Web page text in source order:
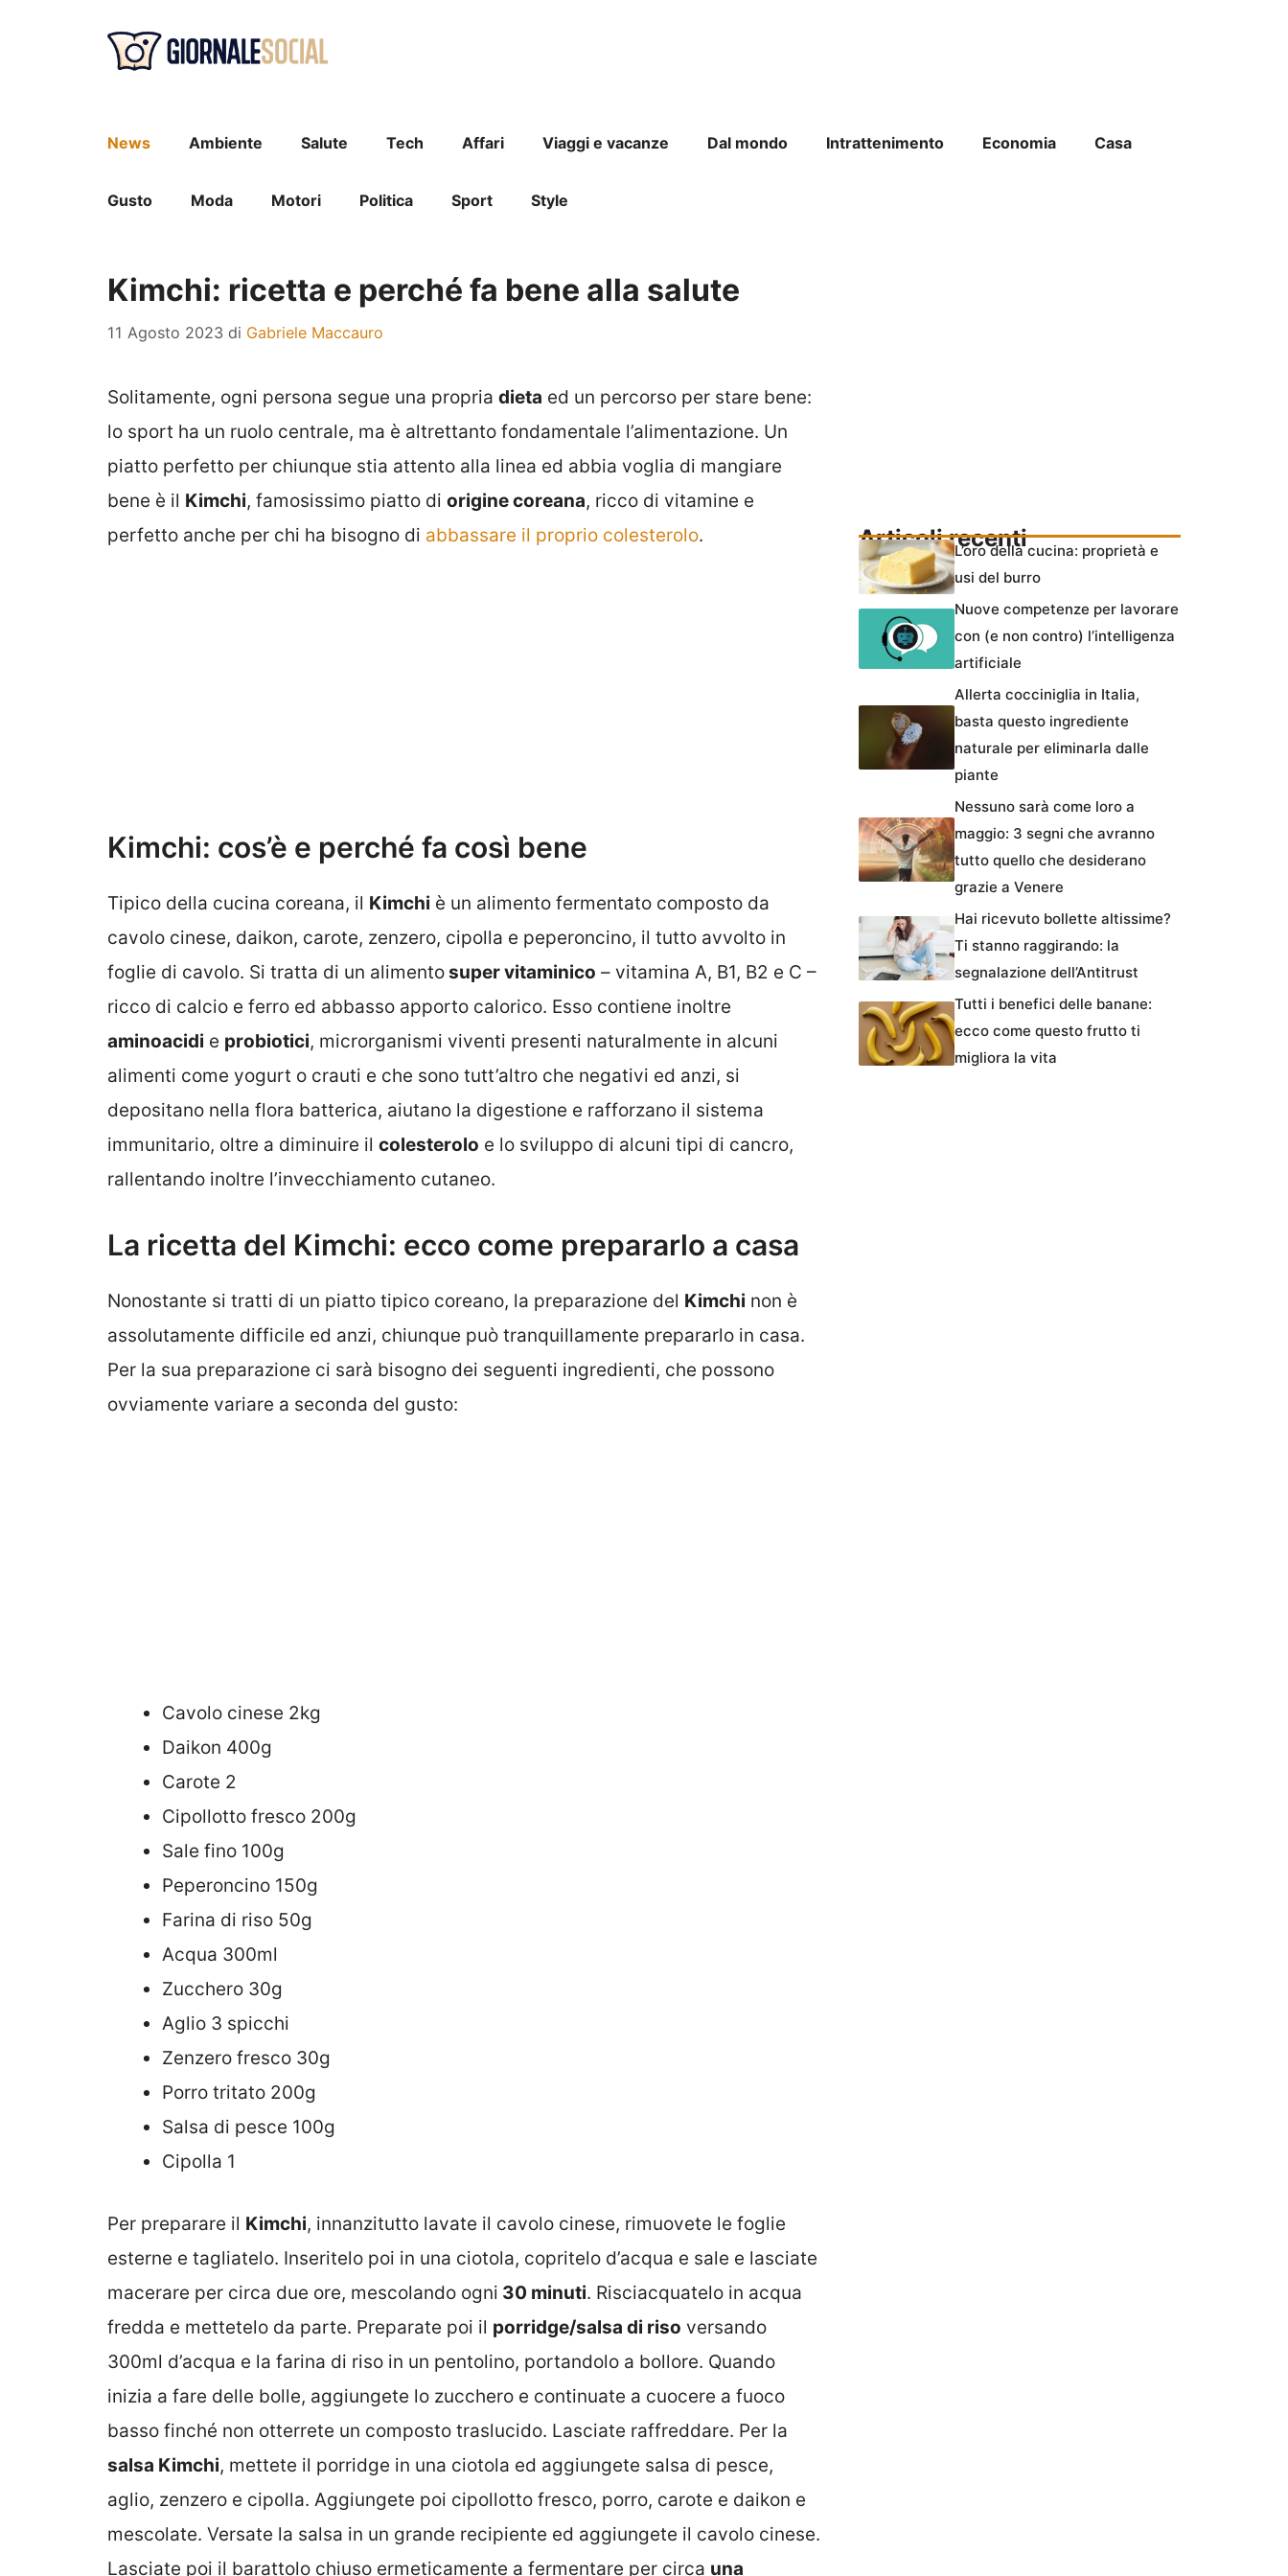
News Ambiente Salute Tech Affari Viaggi e vacanze Dal mondo Intrattenimento Economia Casa
Gusto Moda Motori Politica Sport Style
Kimchi: ricetta e perché fa bene alla salute
11 Agosto 2023 di Gabriele Maccauro
Solitamente, ogni persona segue una propria dieta ed un percorso per stare bene:
lo sport ha un ruolo centrale, ma è altrettanto fondamentale l’alimentazione. Un
piatto perfetto per chiunque stia attento alla linea ed abbia voglia di mangiare
bene è il Kimchi, famosissimo piatto di origine coreana, ricco di vitamine e
perfetto anche per chi ha bisogno di abbassare il proprio colesterolo.
Kimchi: cos’è e perché fa così bene
Tipico della cucina coreana, il Kimchi è un alimento fermentato composto da
cavolo cinese, daikon, carote, zenzero, cipolla e peperoncino, il tutto avvolto in
foglie di cavolo. Si tratta di un alimentosuper vitaminico – vitamina A, B1, B2 e C –
ricco di calcio e ferro ed abbasso apporto calorico. Esso contiene inoltre
aminoacidi e probiotici, microrganismi viventi presenti naturalmente in alcuni
alimenti come yogurt o crauti e che sono tutt’altro che negativi ed anzi, si
depositano nella flora batterica, aiutano la digestione e rafforzano il sistema
immunitario, oltre a diminuire il colesterolo e lo sviluppo di alcuni tipi di cancro,
rallentando inoltre l’invecchiamento cutaneo.
La ricetta del Kimchi: ecco come prepararlo a casa
Nonostante si tratti di un piatto tipico coreano, la preparazione del Kimchi non è
assolutamente difficile ed anzi, chiunque può tranquillamente prepararlo in casa.
Per la sua preparazione ci sarà bisogno dei seguenti ingredienti, che possono
ovviamente variare a seconda del gusto:
Cavolo cinese 2kg
Daikon 400g
Carote 2
Cipollotto fresco 200g
Sale fino 100g
Peperoncino 150g
Farina di riso 50g
Acqua 300ml
Zucchero 30g
Aglio 3 spicchi
Zenzero fresco 30g
Porro tritato 200g
Salsa di pesce 100g
Cipolla 1
Per preparare il Kimchi, innanzitutto lavate il cavolo cinese, rimuovete le foglie
esterne e tagliatelo. Inseritelo poi in una ciotola, copritelo d’acqua e sale e lasciate
macerare per circa due ore, mescolando ogni 30 minuti. Risciacquatelo in acqua
fredda e mettetelo da parte. Preparate poi il porridge/salsa di riso versando
300ml d’acqua e la farina di riso in un pentolino, portandolo a bollore. Quando
inizia a fare delle bolle, aggiungete lo zucchero e continuate a cuocere a fuoco
basso finché non otterrete un composto traslucido. Lasciate raffreddare. Per la
salsa Kimchi, mettete il porridge in una ciotola ed aggiungete salsa di pesce,
aglio, zenzero e cipolla. Aggiungete poi cipollotto fresco, porro, carote e daikon e
mescolate. Versate la salsa in un grande recipiente ed aggiungete il cavolo cinese.
Lasciate poi il barattolo chiuso ermeticamente a fermentare per circa una
Articoli recentiL’oro della cucina: proprietà e
usi del burro
Nuove competenze per lavorare
con (e non contro) l’intelligenza
artificiale
Allerta cocciniglia in Italia,
basta questo ingrediente
naturale per eliminarla dalle
piante
Nessuno sarà come loro a
maggio: 3 segni che avranno
tutto quello che desiderano
grazie a Venere
Hai ricevuto bollette altissime?
Ti stanno raggirando: la
segnalazione dell’Antitrust
Tutti i benefici delle banane:
ecco come questo frutto ti
migliora la vita